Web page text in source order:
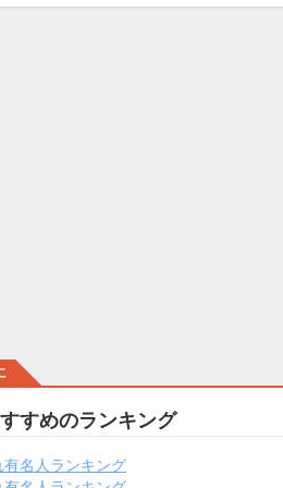
すめのランキング
名人ランキング